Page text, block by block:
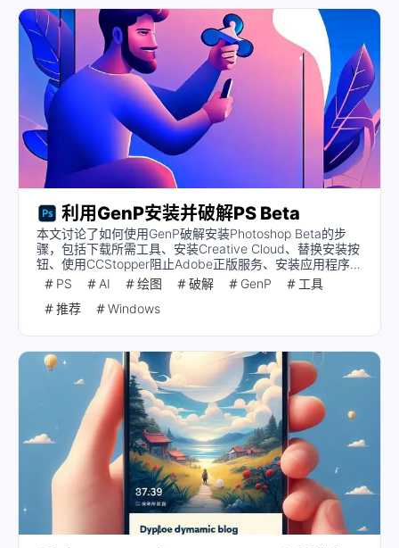
利用GenP安装并破解PS Beta
本文讨论了如何使用GenP破解安装Photoshop Beta的步
骤，包括下载所需工具、安装Creative Cloud、替换安装按
钮、使用CCStopper阻止Adobe正版服务、安装应用程序以
及运行GenP进行破解。还提醒用户在更新前检查兼容性列
表，并在每次安装或更新后重新破解应用程序。
PS AI 绘图 破解 GenP
工具
推荐
Windows